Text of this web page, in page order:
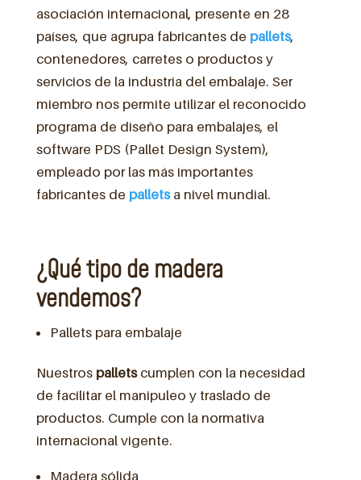
asociación internacional, presente en 28
países, que agrupa fabricantes de pallets,
contenedores, carretes o productos y
servicios de la industria del embalaje. Ser
miembro nos permite utilizar el reconocido
programa de diseño para embalajes, el
software PDS (Pallet Design System),
empleado por las más importantes
fabricantes de palletsa nivel mundial.
¿Qué tipo de madera
vendemos?
Pallets para embalaje
Nuestros palletscumplen con la necesidad
de facilitar el manipuleo y traslado de
productos. Cumple con la normativa
internacional vigente.
Madera sólida